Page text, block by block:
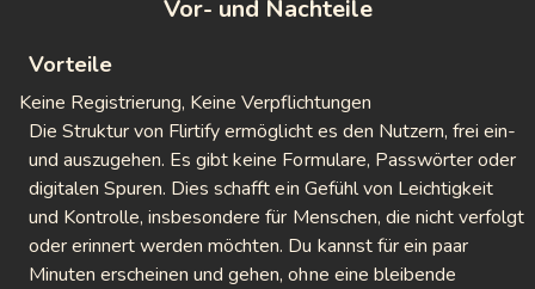
Vor- und Nachteile
Vorteile
Keine Registrierung, Keine Verpflichtungen
Die Struktur von Flirtify ermöglicht es den Nutzern, frei ein-
und auszugehen. Es gibt keine Formulare, Passwörter oder
digitalen Spuren. Dies schafft ein Gefühl von Leichtigkeit
und Kontrolle, insbesondere für Menschen, die nicht verfolgt
oder erinnert werden möchten. Du kannst für ein paar
Minuten erscheinen und gehen, ohne eine bleibende